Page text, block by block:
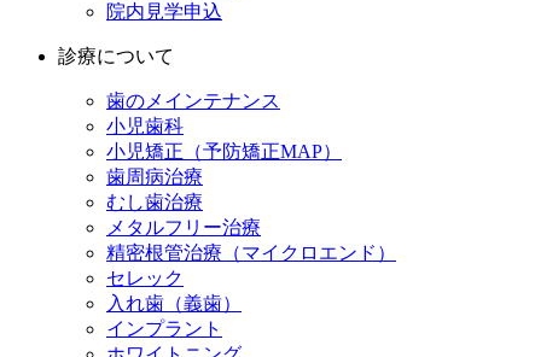
院内見学申込
診療について
歯のメインテナンス
小児歯科
小児矯正（予防矯正MAP）
歯周病治療
むし歯治療
メタルフリー治療
精密根管治療（マイクロエンド）
セレック
入れ歯（義歯）
インプラント